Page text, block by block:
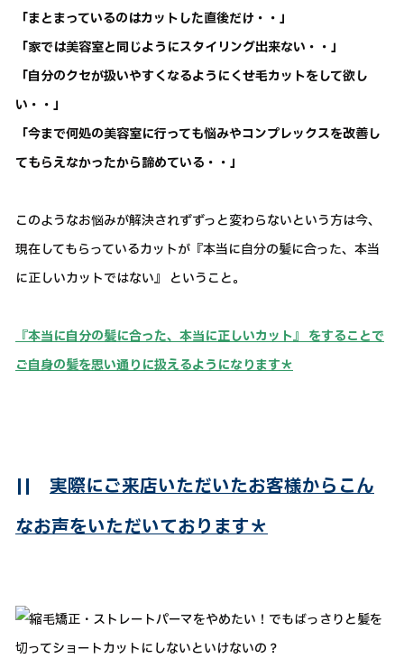
「まとまっているのはカットした直後だけ・・」
「家では美容室と同じようにスタイリング出来ない・・」
「自分のクセが扱いやすくなるようにくせ毛カットをして欲し
い・・」
「今まで何処の美容室に行っても悩みやコンプレックスを改善し
てもらえなかったから諦めている・・」
このようなお悩みが解決されずずっと変わらないという方は今、
現在してもらっているカットが『本当に自分の髪に合った、本当
に正しいカットではない』 ということ。
『本当に自分の髪に合った、本当に正しいカット』 をすることで
ご自身の髪を思い通りに扱えるようになります＊
|| 実際にご来店いただいたお客様からこん
なお声をいただいております＊